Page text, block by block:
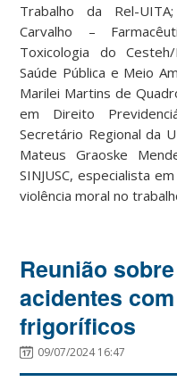
Trabalho da Rel-
Carvalho –
Toxicologia do
Saúde Pública e Meio
Marilei Martins de
em Direito
Secretário Regional da
Mateus Graoske
SINJUSC, especialista
violência moral no
Reunião
acidentes
frigoríficos
09/07/2024 16:47